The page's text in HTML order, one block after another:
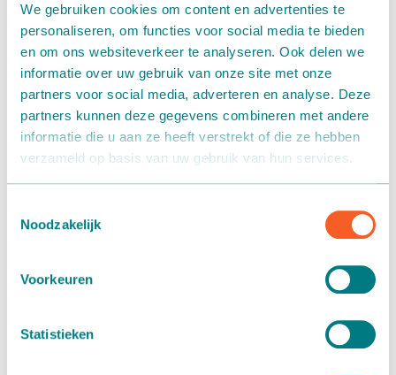
We gebruiken cookies om content en advertenties te
personaliseren, om functies voor social media te bieden
en om ons websiteverkeer te analyseren. Ook delen we
informatie over uw gebruik van onze site met onze
partners voor social media, adverteren en analyse. Deze
partners kunnen deze gegevens combineren met andere
informatie die u aan ze heeft verstrekt of die ze hebben
verzameld op basis van uw gebruik van hun services.
Noodzakelijk
Voorkeuren
Statistieken
Het overtollige materiaal komt weer in de voorraadbak
terug. De machine is zowel in een linkse als rechtse
uitvoering verkrijgbaar en snel te verplaatsen door de twee
gemonteerde vaste wielen en de twee zwenkwielen.
Eenvoudig in te passen in elk systeem of opstelling met
transportbanden.